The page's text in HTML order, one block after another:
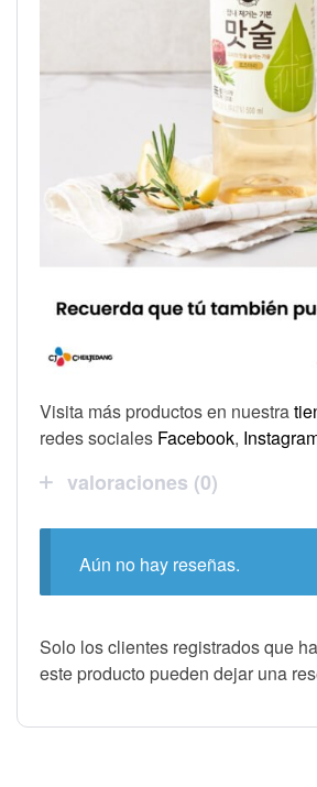
Visita más productos en nuestra
redes sociales Facebook,
valoraciones (0)
Aún no hay reseñas.
Solo los clientes registrados que
este producto pueden dejar una